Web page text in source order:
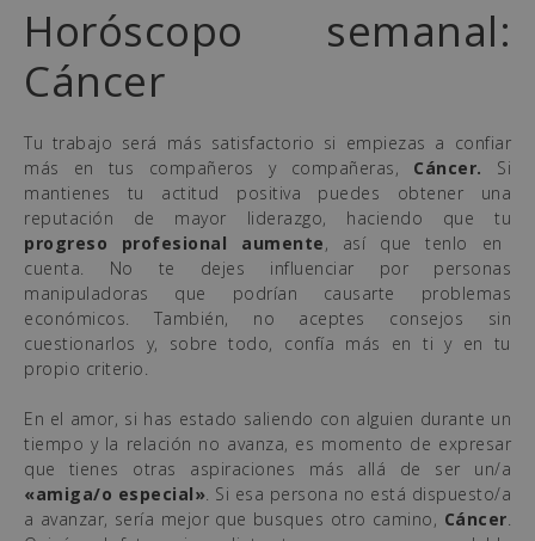
Horóscopo semanal:
Cáncer
Tu trabajo será más satisfactorio si empiezas a confiar
más en tus compañeros y compañeras, Cáncer. Si
mantienes tu actitud positiva puedes obtener una
reputación de mayor liderazgo, haciendo que tu
progreso profesional aumente, así que tenlo en
cuenta. No te dejes influenciar por personas
manipuladoras que podrían causarte problemas
económicos. También, no aceptes consejos sin
cuestionarlos y, sobre todo, confía más en ti y en tu
propio criterio.
En el amor, si has estado saliendo con alguien durante un
tiempo y la relación no avanza, es momento de expresar
que tienes otras aspiraciones más allá de ser un/a
«amiga/o especial» . Si esa persona no está dispuesto/a
a avanzar, sería mejor que busques otro camino, Cáncer